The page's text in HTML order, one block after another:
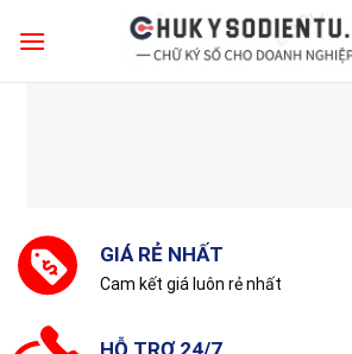
GIÁ RẺ NHẤT
Cam kết giá luôn rẻ nhất
HỖ TRỢ 24/7